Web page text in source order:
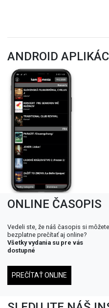
ANDROID
ONLINE ČASOPIS
Vedeli ste, že náš časopis si môžete
bezplatne prečítať aj online?
Všetky vydania su pre vás
dostupné
PREČÍTAŤ ONLINE